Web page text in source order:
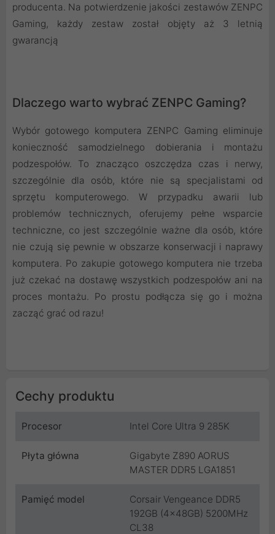
producenta. Na potwierdzenie jakości zestawów ZENPC
Gaming, każdy zestaw został objęty aż 3 letnią
gwarancją
Dlaczego warto wybrać ZENPC Gaming?
Wybór gotowego komputera ZENPC Gaming eliminuje
konieczność samodzielnego dobierania i montażu
podzespołów. To znacząco oszczędza czas i nerwy,
szczególnie dla osób, które nie są specjalistami od
sprzętu komputerowego. W przypadku awarii lub
problemów technicznych, oferujemy pełne wsparcie
techniczne, co jest szczególnie ważne dla osób, które
nie czują się pewnie w obszarze konserwacji i naprawy
komputera. Po zakupie gotowego komputera nie trzeba
już czekać na dostawę wszystkich podzespołów ani na
proces montażu. Po prostu podłącza się go i można
zacząć grać od razu!
Cechy produktu
Procesor Intel Core Ultra 9 285K
Płyta główna
Gigabyte Z890 AORUS
MASTER DDR5 LGA1851
Pamięć model
Corsair Vengeance DDR5
192GB (4x48GB) 5200MHz
CL38